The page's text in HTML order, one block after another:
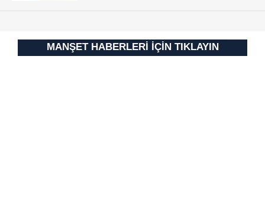
MANŞET HABERLERİ İÇİN TIKLAYIN